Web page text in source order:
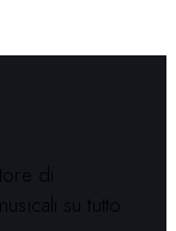
di
su tutto